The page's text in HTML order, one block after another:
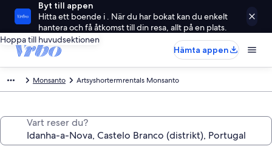
Byt till appen
Hitta ett boende i . När du har bokat kan du enkelt
hantera och få åtkomst till din resa, allt på en plats.
Hoppa till huvudsektionen
Hämta appen
Monsanto Artsyshortermrentals Monsanto
Vart reser du?